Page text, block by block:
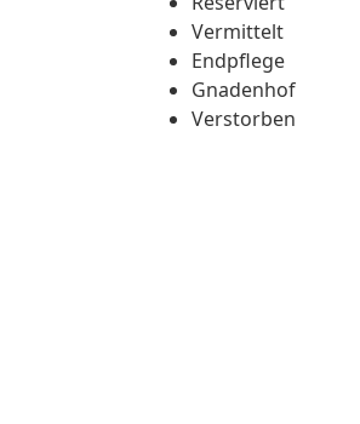
Vermittelt
Endpflege
Gnadenhof
Verstorben